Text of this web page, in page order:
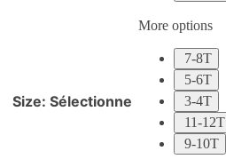
Size: Sélectionne
More options
7-8T
5-6T
3-4T
11-12T
9-10T